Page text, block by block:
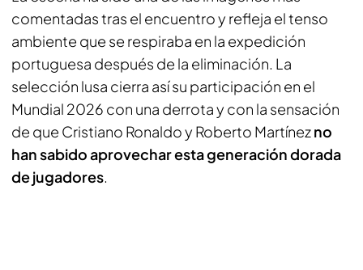
comentadas tras el encuentro y refleja el tenso
ambiente que se respiraba en la expedición
portuguesa después de la eliminación. La
selección lusa cierra así su participación en el
Mundial 2026 con una derrota y con la sensación
de que Cristiano Ronaldo y Roberto Martínezno
han sabido aprovechar esta generación dorada
de jugadores.